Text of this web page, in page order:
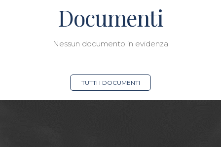
Documenti
Nessun documento in evidenza
TUTTI I DOCUMENTI